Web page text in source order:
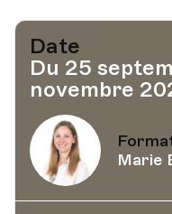
Date
Du 25
novembre
Marie